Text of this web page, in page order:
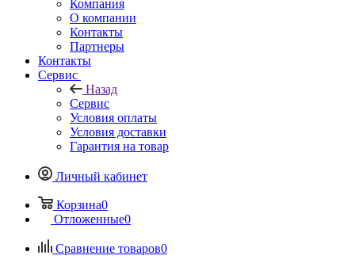
Компания
О компании
Контакты
Партнеры
Контакты
Сервис
Назад
Сервис
Условия оплаты
Условия доставки
Гарантия на товар
Личный кабинет
Корзина0
Отложенные0
Сравнение товаров0